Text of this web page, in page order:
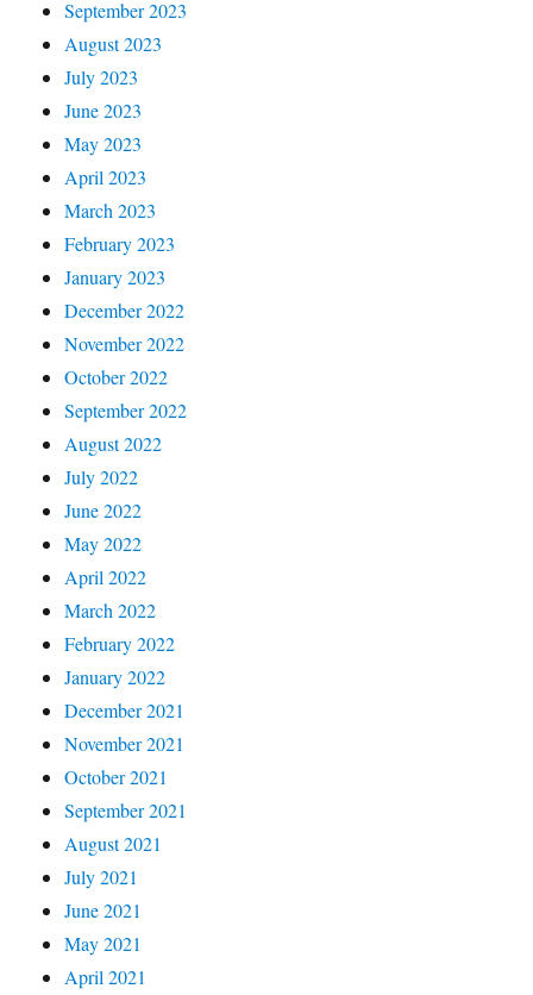
September 2023
August 2023
July 2023
June 2023
May 2023
April 2023
March 2023
February 2023
January 2023
December 2022
November 2022
October 2022
September 2022
August 2022
July 2022
June 2022
May 2022
April 2022
March 2022
February 2022
January 2022
December 2021
November 2021
October 2021
September 2021
August 2021
July 2021
June 2021
May 2021
April 2021